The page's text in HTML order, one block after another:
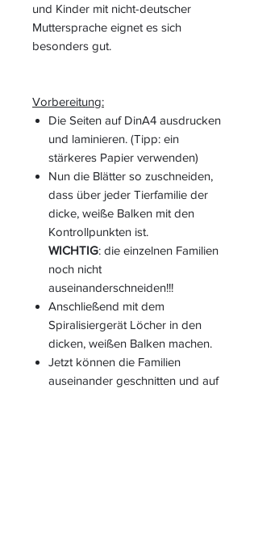
und Kinder mit nicht-deutscher
Muttersprache eignet es sich
besonders gut.
Vorbereitung:
Die Seiten auf DinA4 ausdrucken
und laminieren. (Tipp: ein
stärkeres Papier verwenden)
Nun die Blätter so zuschneiden,
dass über jeder Tierfamilie der
dicke, weiße Balken mit den
Kontrollpunkten ist.
WICHTIG: die einzelnen Familien
noch nicht
auseinanderschneiden!!!
Anschließend mit dem
Spiralisiergerät Löcher in den
dicken, weißen Balken machen.
Jetzt können die Familien
auseinander geschnitten und auf